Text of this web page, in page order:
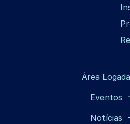
Área Logada
Eventos
Notícias